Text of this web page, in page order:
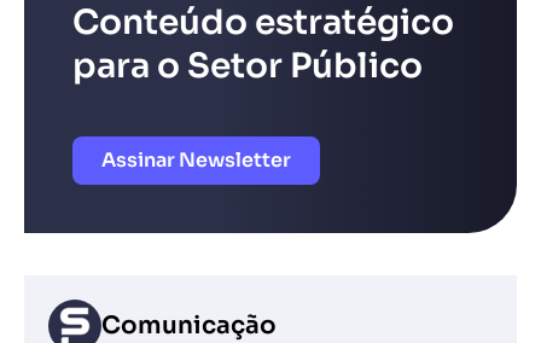
Conteúdo estratégico
para o Setor Público
Assinar Newsletter
Comunicação